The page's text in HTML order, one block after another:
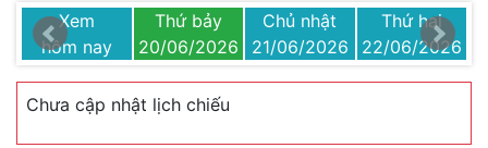
Xem
hôm nay
Thứ bảy
20/06/2026
Chủ nhật
21/06/2026
Thứ hai
22/06/2026
Chưa cập nhật lịch chiếu